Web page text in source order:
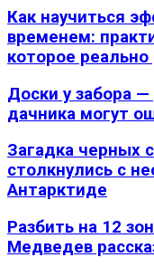
Как научиться
временем:
которое реально
Доски у забора
дачника могут
Загадка черных
столкнулись с
Антарктиде
Разбить на 12
Медведев